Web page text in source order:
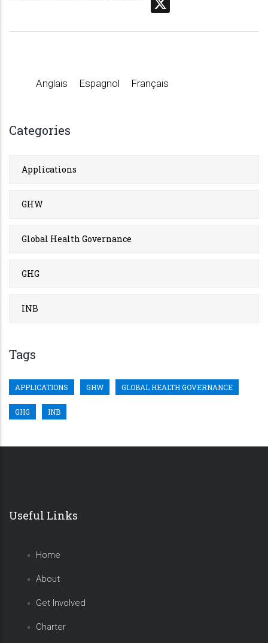
Anglais Espagnol Français
Categories
Applications
GHW
Global Health Governance
GHG
INB
Tags
APPLICATIONS GHW GLOBAL HEALTH GOVERNANCE
GHG INB
Useful Links
Home
About
Get Involved
Charter